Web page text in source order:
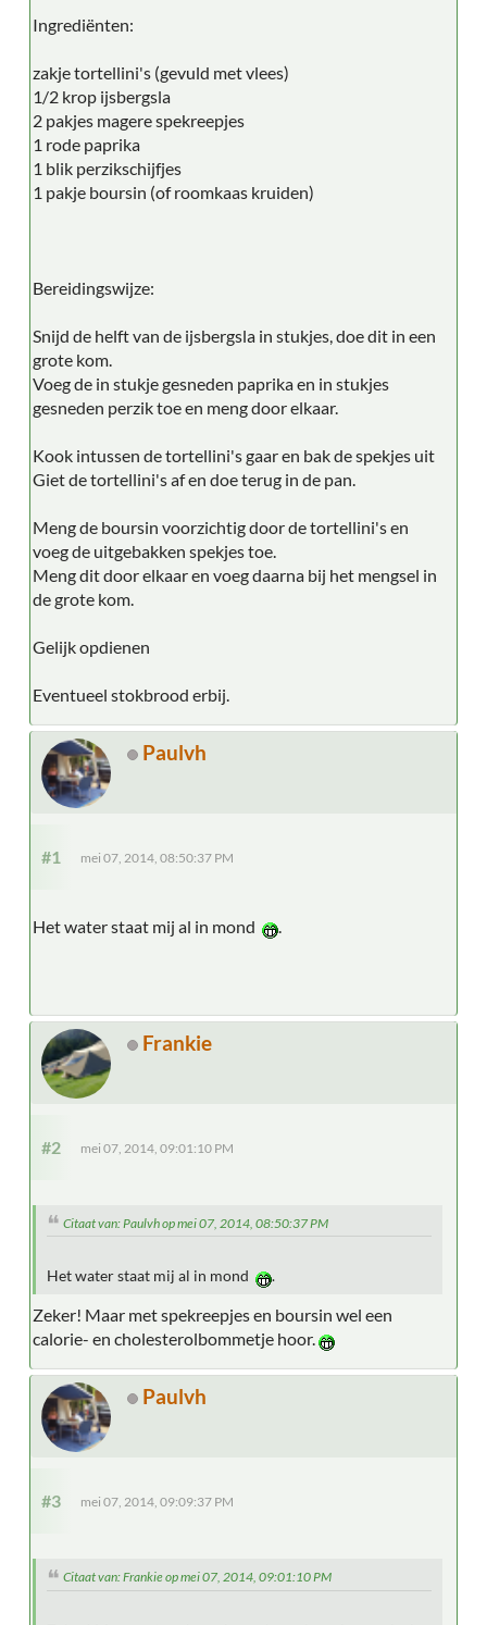
Ingrediënten:
zakje tortellini's (gevuld met vlees)
1/2 krop ijsbergsla
2 pakjes magere spekreepjes
1 rode paprika
1 blik perzikschijfjes
1 pakje boursin (of roomkaas kruiden)
Bereidingswijze:
Snijd de helft van de ijsbergsla in stukjes, doe dit in een
grote kom.
Voeg de in stukje gesneden paprika en in stukjes
gesneden perzik toe en meng door elkaar.
Kook intussen de tortellini's gaar en bak de spekjes uit
Giet de tortellini's af en doe terug in de pan.
Meng de boursin voorzichtig door de tortellini's en
voeg de uitgebakken spekjes toe.
Meng dit door elkaar en voeg daarna bij het mengsel in
de grote kom.
Gelijk opdienen
Eventueel stokbrood erbij.
Paulvh
#1 mei 07, 2014, 08:50:37 PM
Het water staat mij al in mond
Frankie
#2 mei 07, 2014, 09:01:10 PM
Citaat van: Paulvh op mei 07, 2014, 08:50:37 PM
Het water staat mij al in mond .
Zeker! Maar met spekreepjes en boursin wel een
calorie- en cholesterolbommetje hoor.
Paulvh
#3 mei 07, 2014, 09:09:37 PM
Citaat van: Frankie op mei 07, 2014, 09:01:10 PM